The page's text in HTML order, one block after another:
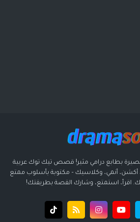
بطابع درامي مثير! قصص تيك توك عربية
أكشن، أنمي، وكلاسيك – مكتوبة بأسلوب ممتع
اقرأ، استمتع، وشارك القصة بطريقتك!